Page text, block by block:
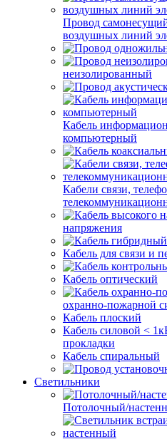
Провод
воздушных линий
неизолированный
Кабель
компьютерный
Кабели связи,
напряжения
Кабель для связи и
Кабель оптический
охранно-пожарной
Кабель плоский
Кабель силовой <
прокладки
Кабель спиральный
Светильники
Потолочный/